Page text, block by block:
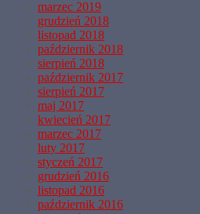
marzec 2019
grudzień 2018
listopad 2018
październik 2018
sierpień 2018
październik 2017
sierpień 2017
maj 2017
kwiecień 2017
marzec 2017
luty 2017
styczeń 2017
grudzień 2016
listopad 2016
październik 2016